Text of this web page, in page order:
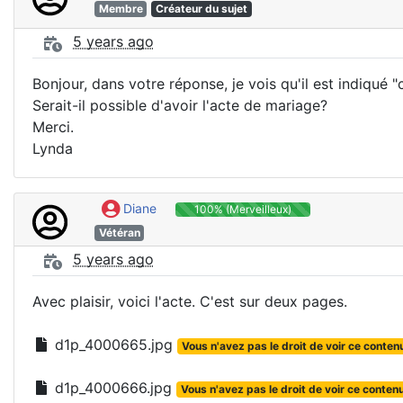
Membre Créateur du sujet
5 years ago
Bonjour, dans votre réponse, je vois qu'il est indiqué
Serait-il possible d'avoir l'acte de mariage?
Merci.
Lynda
Diane
100% (Merveilleux)
Vétéran
5 years ago
Avec plaisir, voici l'acte. C'est sur deux pages.
d1p_4000665.jpg Vous n'avez pas le droit de voir ce
d1p_4000666.jpg Vous n'avez pas le droit de voir ce